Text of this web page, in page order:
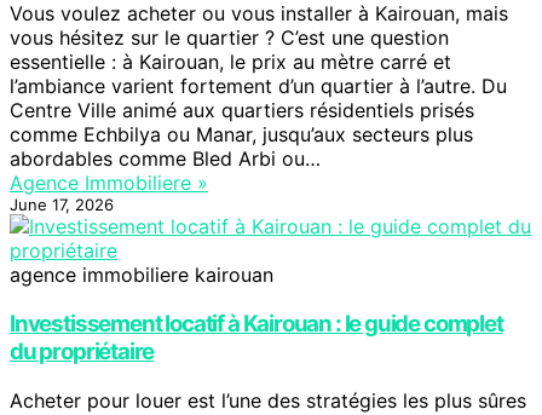
Vous voulez acheter ou vous installer à Kairouan, mais
vous hésitez sur le quartier ? C’est une question
essentielle : à Kairouan, le prix au mètre carré et
l’ambiance varient fortement d’un quartier à l’autre. Du
Centre Ville animé aux quartiers résidentiels prisés
comme Echbilya ou Manar, jusqu’aux secteurs plus
abordables comme Bled Arbi ou…
Agence Immobiliere »
June 17, 2026
agence immobiliere kairouan
Investissement locatif à Kairouan : le guide complet
du propriétaire
Acheter pour louer est l’une des stratégies les plus sûres